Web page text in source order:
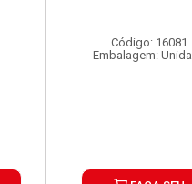
Código: 16081
Embalagem: